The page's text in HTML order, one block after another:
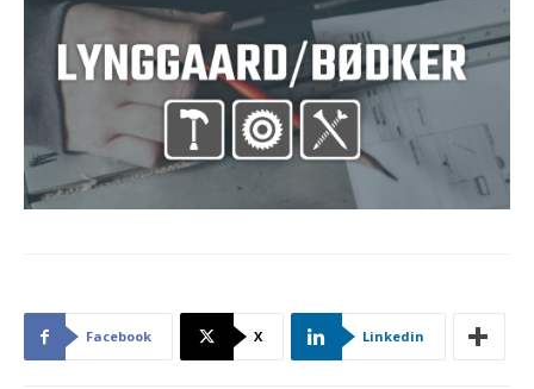
Facebook X Linkedin